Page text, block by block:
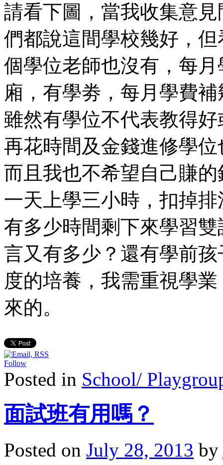
請看下圖，當我收集意
們都說這間學校幾好，
個學位老師也沒有，每
廂，有學劵，每月學費
雖然有學位不代表教得
再花時間及金錢進修學
而且我也不希望自己賺
一天上學三小時，扣掉
有多少時間剩下來學習
言又有多少？還有學前
度的培養，我需重視學
來的。
Follow
Posted in School/
面試班有用嗎？
Posted on July 28, 2013 by